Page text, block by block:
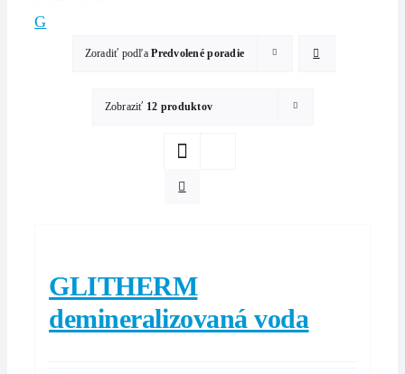
G
Zoradiť podľaPredvolené poradie
Zobraziť 12 produktov
GLITHERM
demineralizovaná voda